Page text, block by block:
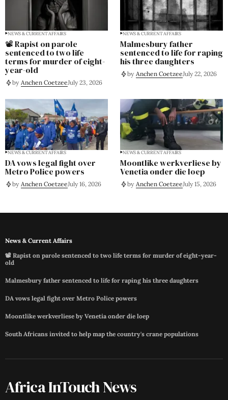
NEWS & CURRENT AFFAIRS
📽️ Rapist on parole
sentenced to two life
terms for murder of eight-
year-old
by Anchen CoetzeeJuly 23, 2026
NEWS & CURRENT AFFAIRS
Malmesbury father
sentenced to life for raping
his three daughters
by Anchen CoetzeeJuly 22, 2026
NEWS & CURRENT AFFAIRS
DA vows legal fight over
Metro Police powers
by Anchen CoetzeeJuly 16, 2026
NEWS & CURRENT AFFAIRS
Moontlike werkverliese by
Venetia onder die loep
by Anchen CoetzeeJuly 15, 2026
News & Current Affairs
📽️ Rapist on parole sentenced to two life terms for murder of eight-year-
old
Malmesbury father sentenced to life for raping his three daughters
DA vows legal fight over Metro Police powers
Moontlike werkverliese by Venetia onder die loep
South Africans invited to help map the country's crane populations
Africa InTouch News